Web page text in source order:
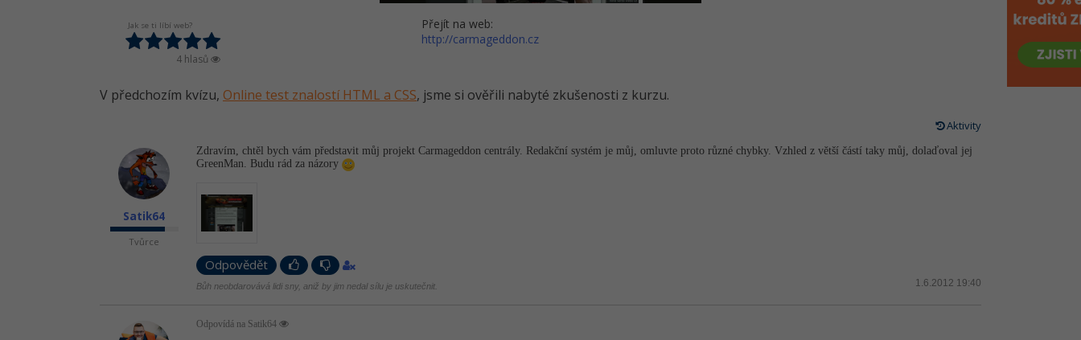
Jak se ti líbí web?
4 hlasů
Přejít na web:
http://carmageddon.cz
V předchozím kvízu, Online test znalostí HTML a CSS, jsme si ověřili nabyté zkušenosti z kurzu.
Aktivity
Satik64
Tvůrce
Zdravím, chtěl bych vám představit můj projekt Carmageddon centrály. Redakční systém je můj, omluvte proto různé chybky. Vzhled z větší částí taky můj, dolaďoval jej
GreenMan. Budu rád za názory
Odpovědět
1.6.2012 19:40
Bůh neobdarovává lidi sny, aniž by jim nedal sílu je uskutečnit.
Odpovídá na Satik64